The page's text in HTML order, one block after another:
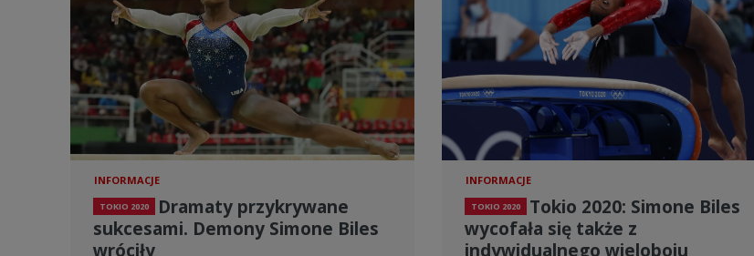
INFORMACJE
TOKIO 2020
Dramaty przykrywane
sukcesami. Demony Simone Biles
wróciły
INFORMACJE
TOKIO 2020
Tokio 2020: Simone Biles
wycofała się także z
indywidualnego wieloboju